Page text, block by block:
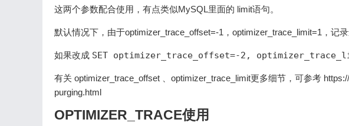
这两个参数配合使用，有点类似MySQL里面的 limit语句。
默认情况下，由于optimizer_trace_offset=-1，optimizer_trace_limit=1，记
如果改成 SET optimizer_trace_offset=-2,
有关 optimizer_trace_offset 、optimizer_trace_limit更多细节，可参考
purging.html
OPTIMIZER_TRACE使用